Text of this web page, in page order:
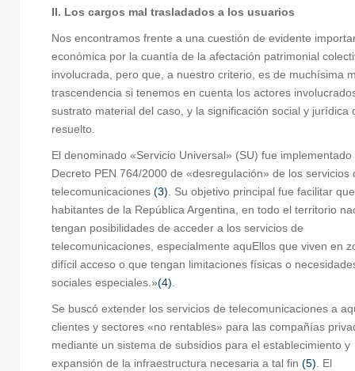
II. Los cargos mal trasladados a los usuarios
Nos encontramos frente a una cuestión de evidente
económica por la cuantía de la afectación patrimonial
involucrada, pero que, a nuestro criterio, es de muchísima
trascendencia si tenemos en cuenta los actores
sustrato material del caso, y la significación social y jurídica
resuelto.
El denominado «Servicio Universal» (SU) fue implementado
Decreto PEN 764/2000 de «desregulación» de los servicios
telecomunicaciones (3) . Su objetivo principal fue facilitar
habitantes de la República Argentina, en todo el territorio
tengan posibilidades de acceder a los servicios de
telecomunicaciones, especialmente aquEllos que viven en
difícil acceso o que tengan limitaciones físicas o
sociales especiales.»(4)
Se buscó extender los servicios de telecomunicaciones a
clientes y sectores «no rentables» para las compañías
mediante un sistema de subsidios para el establecimiento y
expansión de la infraestructura necesaria a tal fin (5) . El